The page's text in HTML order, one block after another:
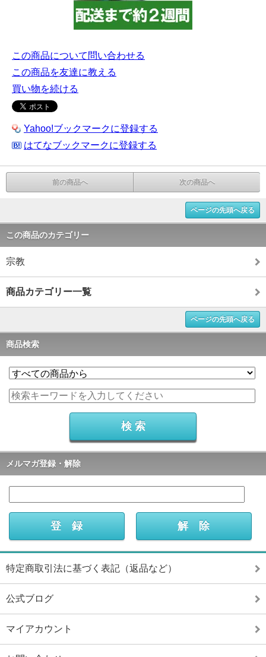
この商品について問い合わせる
この商品を友達に教える
買い物を続ける
Yahoo!ブックマークに登録する
はてなブックマークに登録する
前の商品へ 次の商品へ
ページの先頭へ戻る
この商品のカテゴリー
宗教
商品カテゴリー一覧
ページの先頭へ戻る
商品検索
メルマガ登録・解除
特定商取引法に基づく表記（返品など）
公式ブログ
マイアカウント